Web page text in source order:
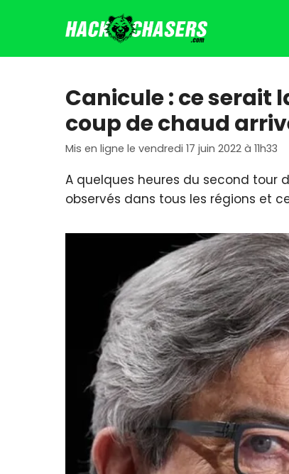
Canicule : ce serait
coup de chaud
Mis en ligne le vendredi 17 juin 2022 à 11h33
A quelques heures du second tour
observés dans tous les régions et